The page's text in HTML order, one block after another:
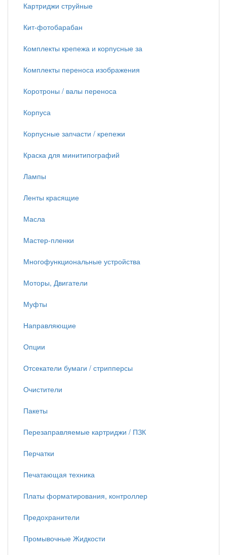
Картриджи струйные
Кит-фотобарабан
Комплекты крепежа и корпусные за
Комплекты переноса изображения
Коротроны / валы переноса
Корпуса
Корпусные запчасти / крепежи
Краска для минитипографий
Лампы
Ленты красящие
Масла
Мастер-пленки
Многофункциональные устройства
Моторы, Двигатели
Муфты
Направляющие
Опции
Отсекатели бумаги / стрипперсы
Очистители
Пакеты
Перезаправляемые картриджи / ПЗК
Перчатки
Печатающая техника
Платы форматирования, контроллер
Предохранители
Промывочные Жидкости